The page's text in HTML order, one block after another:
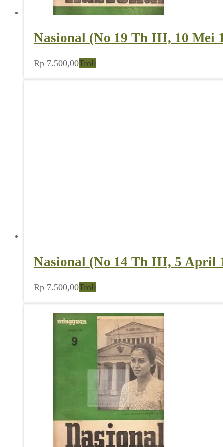
Nasional (No 19 Th III, 10 Mei
Rp 7.500,00Troli
Nasional (No 14 Th III, 5 April
Rp 7.500,00Troli